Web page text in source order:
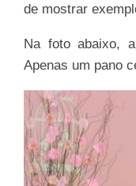
de mostrar
Na foto abaixo,
Apenas um pano